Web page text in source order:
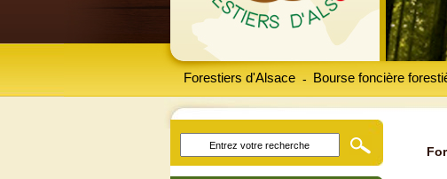
Forestiers d'Alsace Bourse foncière
-